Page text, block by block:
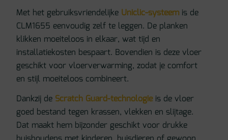
Met het gebruiksvriendelijke Uniclic-systeem is de
CLM1655 eenvoudig zelf te leggen. De planken
klikken moeiteloos in elkaar, wat tijd en
installatiekosten bespaart. Bovendien is deze vloer
geschikt voor vloerverwarming, zodat je comfort
en stijl moeiteloos combineert.
Dankzij de Scratch Guard-technologieis de vloer
goed bestand tegen krassen, vlekken en slijtage.
Dat maakt hem bijzonder geschikt voor drukke